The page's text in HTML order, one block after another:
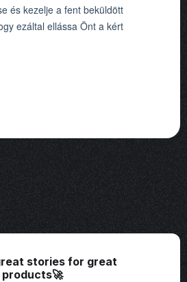
stories for great
products🚀